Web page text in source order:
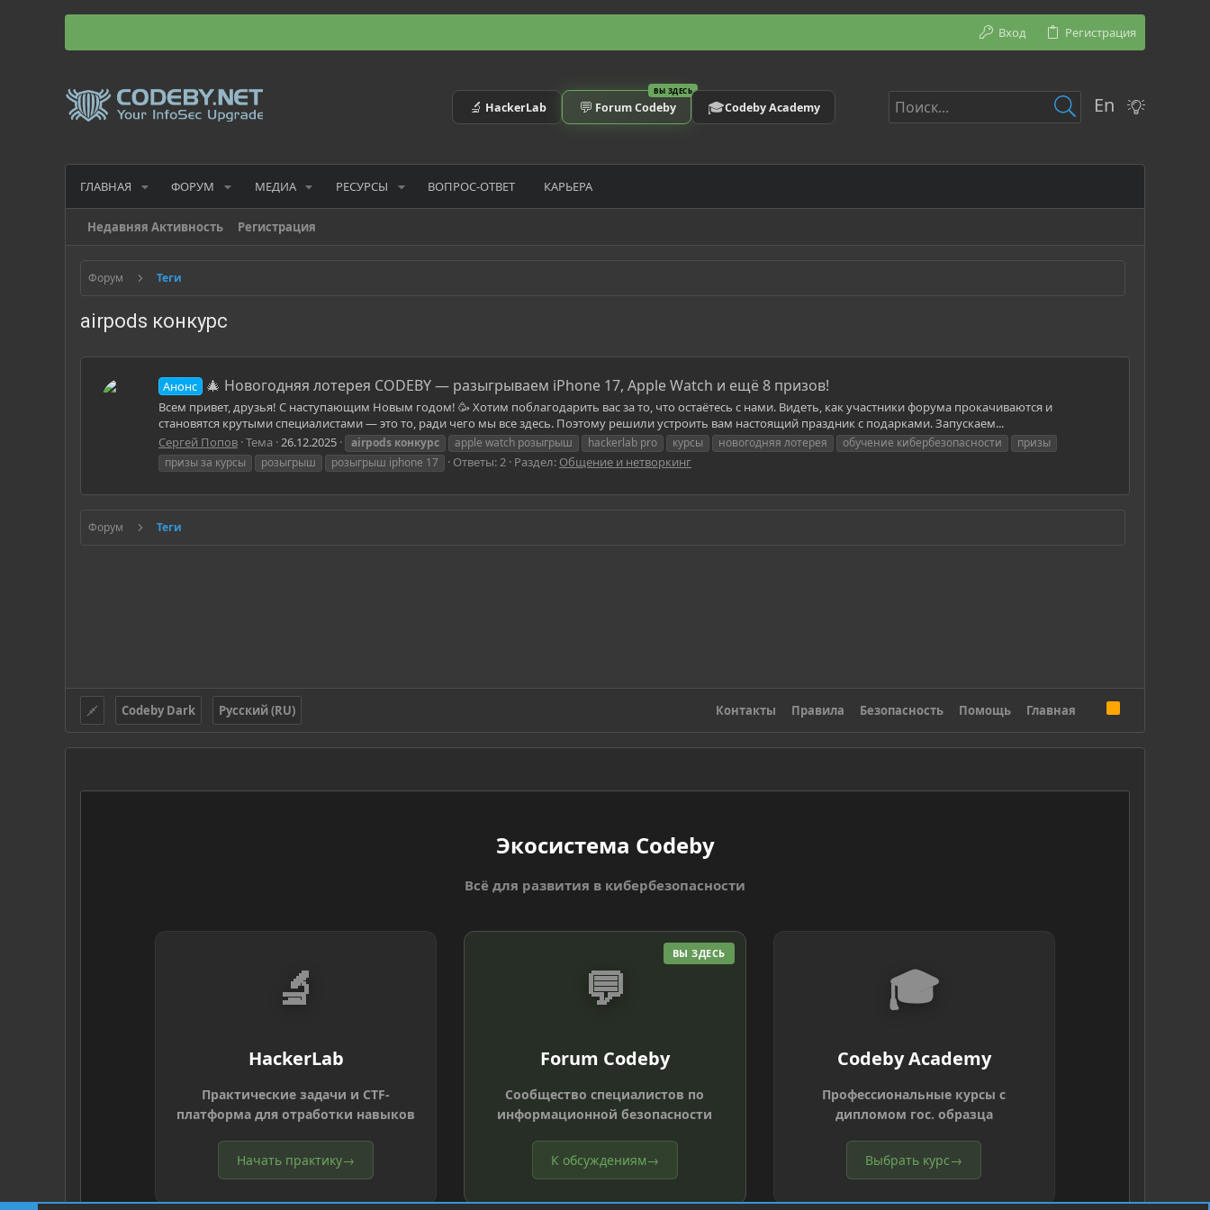
Вход Регистрация
🔬 HackerLab
ВЫ ЗДЕСЬ
💬 Forum Codeby 🎓Codeby Academy En
ГЛАВНАЯ ФОРУМ МЕДИА РЕСУРСЫ ВОПРОС-ОТВЕТ КАРЬЕРА
Недавняя Активность Регистрация
Форум Теги
airpods конкурс
Анонс 🎄 Новогодняя лотерея CODEBY — разыгрываем iPhone 17, Apple Watch и ещё 8 призов!
Всем привет, друзья! С наступающим Новым годом! 🥳 Хотим поблагодарить вас за то, что остаётесь с нами. Видеть, как участники форума прокачиваются и
становятся крутыми специалистами — это то, ради чего мы все здесь. Поэтому решили устроить вам настоящий праздник с подарками. Запускаем...
Сергей Попов Тема 26.12.2025 airpods конкурс apple watch розыгрыш hackerlab pro курсы новогодняя лотерея обучение кибербезопасности
призы
призы за курсы
розыгрыш розыгрыш iphone 17 Ответы: 2 Раздел: Общение и нетворкинг
Форум Теги
Codeby Dark Русский (RU) Контакты Правила Безопасность Помощь Главная
S
Экосистема Codeby
Всё для развития в кибербезопасности
🔬
HackerLab
Практические задачи и CTF-
платформа для отработки навыков
Начать практику→
ВЫ ЗДЕСЬ
💬
Forum Codeby
Сообщество специалистов по
информационной безопасности
К обсуждениям→
🎓
Codeby Academy
Профессиональные курсы с
дипломом гос. образца
Выбрать курс→